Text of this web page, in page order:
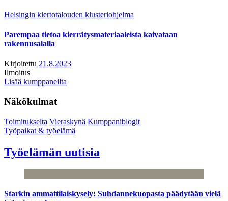
Helsingin kiertotalouden klusteriohjelma
Parempaa tietoa kierrätysmateriaaleista kaivataan
rakennusalalla
Kirjoitettu 21.8.2023
Ilmoitus
Lisää kumppaneilta
Näkökulmat
Toimitukselta Vieraskynä Kumppaniblogit
Työpaikat & työelämä
Työelämän uutisia
Starkin ammattilaiskysely: Suhdannekuopasta päädytään vielä